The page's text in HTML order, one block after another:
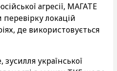
агресії, МАГАТЕ
локацій
де використовується
української